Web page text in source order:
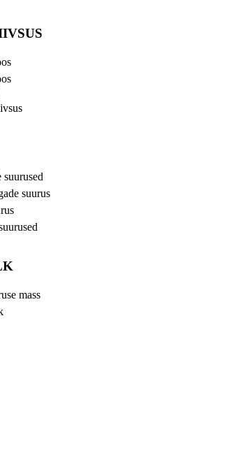
suurused
suurus
mass